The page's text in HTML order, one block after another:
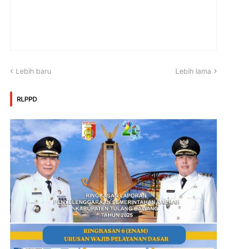
Lebih baru Lebih lama
RLPPD